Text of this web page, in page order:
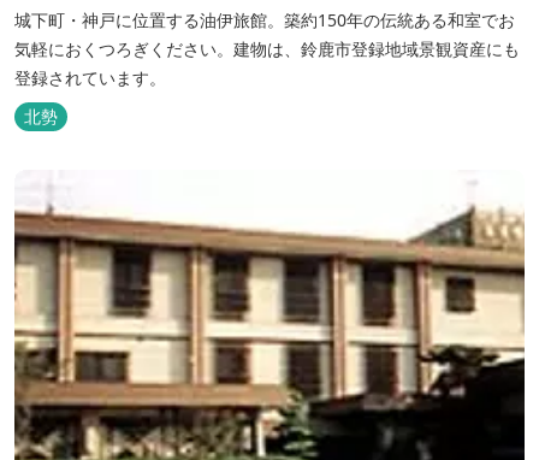
城下町・神戸に位置する油伊旅館。築約150年の伝統ある和室でお
気軽におくつろぎください。建物は、鈴鹿市登録地域景観資産にも
登録されています。
北勢